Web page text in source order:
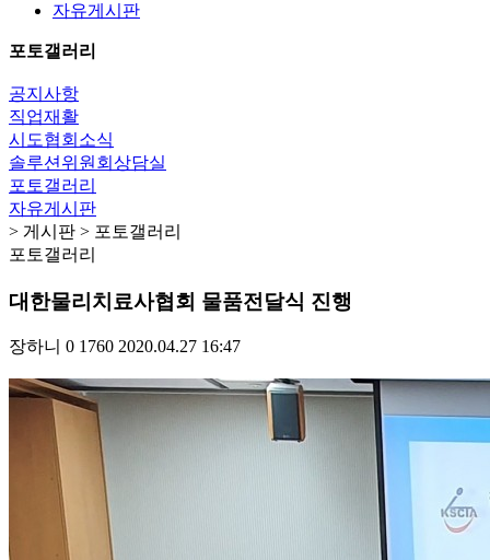
자유게시판
포토갤러리
공지사항
직업재활
시도협회소식
솔루션위원회상담실
포토갤러리
자유게시판
> 게시판 > 포토갤러리
포토갤러리
대한물리치료사협회 물품전달식 진행
장하니 0 1760 2020.04.27 16:47